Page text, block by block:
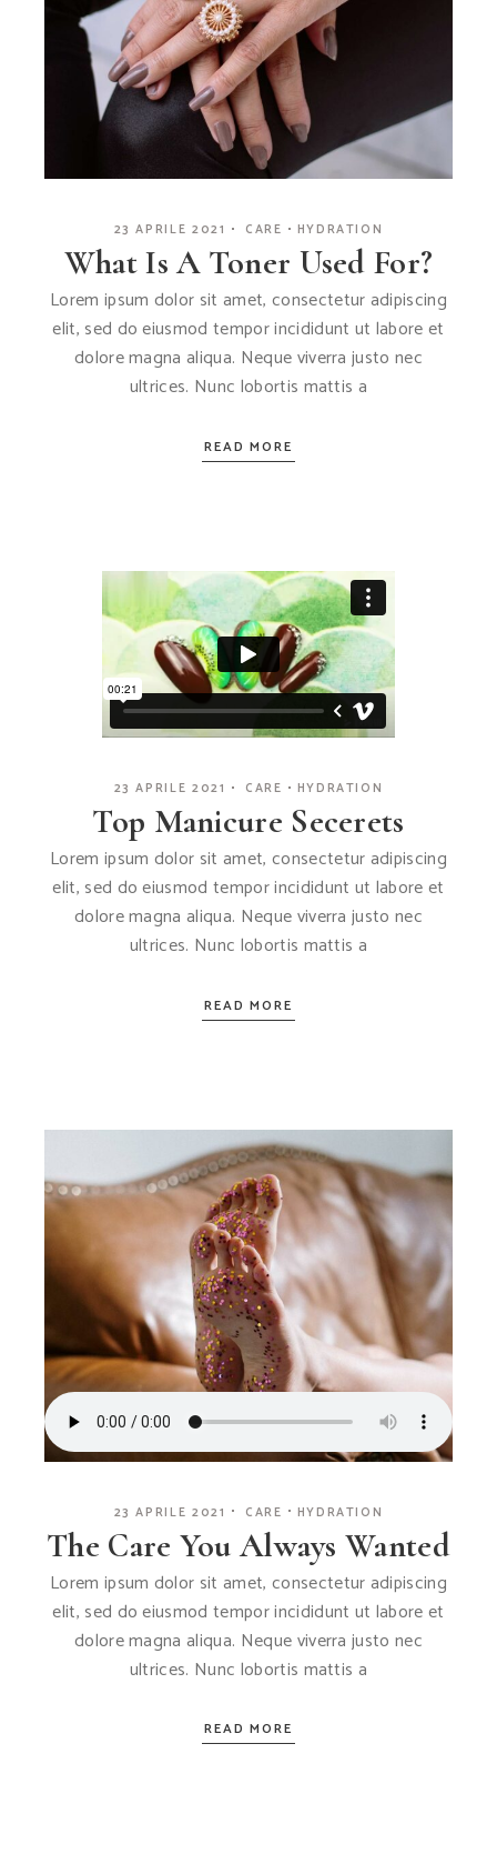
23 APRILE 2021 CARE HYDRATION
What Is A Toner Used For?
Lorem ipsum dolor sit amet, consectetur adipiscing
elit, sed do eiusmod tempor incididunt ut labore et
dolore magna aliqua. Neque viverra justo nec
ultrices. Nunc lobortis mattis a
READ MORE
23 APRILE 2021 CARE HYDRATION
Top Manicure Secerets
Lorem ipsum dolor sit amet, consectetur adipiscing
elit, sed do eiusmod tempor incididunt ut labore et
dolore magna aliqua. Neque viverra justo nec
ultrices. Nunc lobortis mattis a
READ MORE
23 APRILE 2021 CARE HYDRATION
The Care You Always Wanted
Lorem ipsum dolor sit amet, consectetur adipiscing
elit, sed do eiusmod tempor incididunt ut labore et
dolore magna aliqua. Neque viverra justo nec
ultrices. Nunc lobortis mattis a
READ MORE